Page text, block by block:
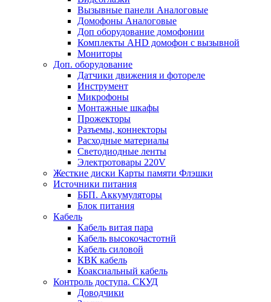
Вызывные панели Aналоговые
Домофоны Aналоговые
Доп оборудование домофонии
Комплекты AHD домофон с вызывной
Мониторы
Доп. оборудование
Датчики движения и фотореле
Инструмент
Микрофоны
Монтажные шкафы
Прожекторы
Разъемы, коннекторы
Расходные материалы
Светодиодные ленты
Электротовары 220V
Жесткие диски Карты памяти Флэшки
Источники питания
ББП. Аккумуляторы
Блок питания
Кабель
Кабель витая пара
Кабель высокочастотнй
Кабель силовой
КВК кабель
Коаксиальный кабель
Контроль доступа. СКУД
Доводчики